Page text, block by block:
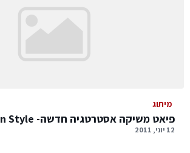
מיתוג
פיאט משיקה אסטרטגיה חדשה- Italian Style
12 יוני, 2011